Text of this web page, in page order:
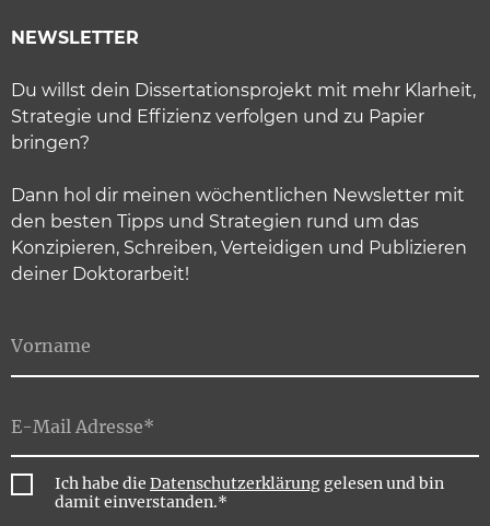
NEWSLETTER
Du willst dein Dissertationsprojekt mit mehr Klarheit,
Strategie und Effizienz verfolgen und zu Papier
bringen?
Dann hol dir meinen wöchentlichen Newsletter mit
den besten Tipps und Strategien rund um das
Konzipieren, Schreiben, Verteidigen und Publizieren
deiner Doktorarbeit!
Ich habe die Datenschutzerklärung gelesen und bin
damit einverstanden.*